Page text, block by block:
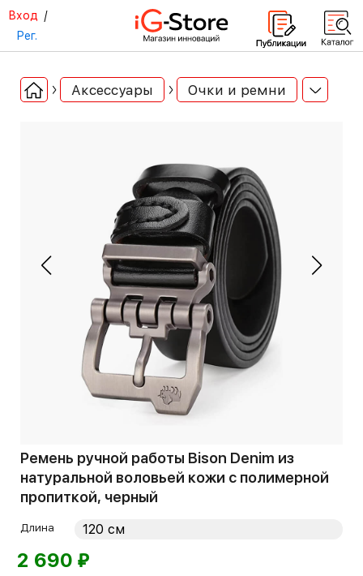
Вход /
Рег.
Аксессуары Очки и ремни
Ремень ручной работы Bison Denim из
натуральной воловьей кожи с полимерной
пропиткой, черный
Длина
2 690 ⃏